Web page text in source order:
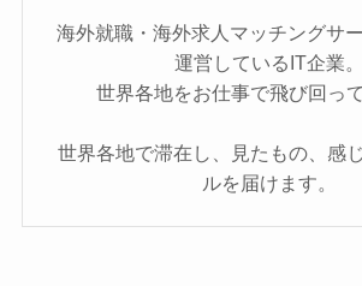
海外就職・海外求人マッチングサ
運営しているIT企業。
世界各地をお仕事で飛び回っ
世界各地で滞在し、見たもの、感
ルを届けます。